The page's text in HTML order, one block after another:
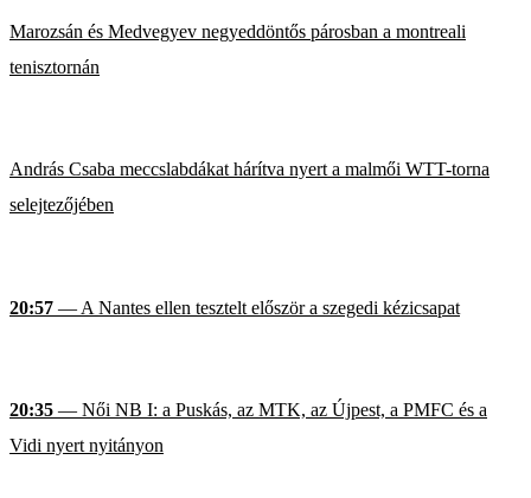
Marozsán és Medvegyev negyeddöntős párosban a montreali
tenisztornán
András Csaba meccslabdákat hárítva nyert a malmői WTT-torna
selejtezőjében
20:57 — A Nantes ellen tesztelt először a szegedi kézicsapat
20:35 — Női NB I: a Puskás, az MTK, az Újpest, a PMFC és a
Vidi nyert nyitányon